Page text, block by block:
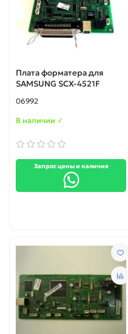
Плата форматера для
SAMSUNG SCX-4521F
06992
В наличии ✓
Запрос цены и наличия